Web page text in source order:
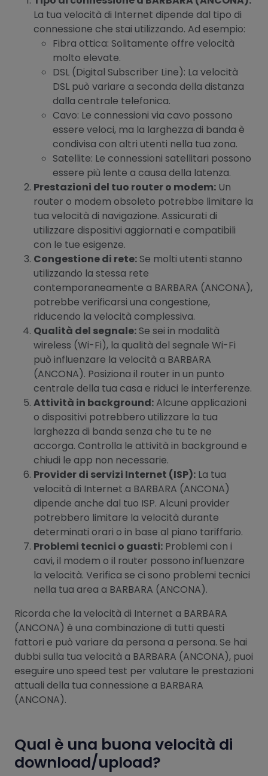
La tua velocità di Internet dipende dal tipo di
connessione che stai utilizzando. Ad esempio:
Fibra ottica: Solitamente offre velocità
molto elevate.
DSL (Digital Subscriber Line): La velocità
DSL può variare a seconda della distanza
dalla centrale telefonica.
Cavo: Le connessioni via cavo possono
essere veloci, ma la larghezza di banda è
condivisa con altri utenti nella tua zona.
Satellite: Le connessioni satellitari possono
essere più lente a causa della latenza.
Prestazioni del tuo router o modem: Un
router o modem obsoleto potrebbe limitare la
tua velocità di navigazione. Assicurati di
utilizzare dispositivi aggiornati e compatibili
con le tue esigenze.
Congestione di rete: Se molti utenti stanno
utilizzando la stessa rete
contemporaneamente a BARBARA (ANCONA),
potrebbe verificarsi una congestione,
riducendo la velocità complessiva.
Qualità del segnale: Se sei in modalità
wireless (Wi-Fi), la qualità del segnale Wi-Fi
può influenzare la velocità a BARBARA
(ANCONA). Posiziona il router in un punto
centrale della tua casa e riduci le interferenze.
Attività in background:Alcune applicazioni
o dispositivi potrebbero utilizzare la tua
larghezza di banda senza che tu te ne
accorga. Controlla le attività in background e
chiudi le app non necessarie.
Provider di servizi Internet (ISP): La tua
velocità di Internet a BARBARA (ANCONA)
dipende anche dal tuo ISP. Alcuni provider
potrebbero limitare la velocità durante
determinati orari o in base al piano tariffario.
Problemi tecnici o guasti: Problemi con i
cavi, il modem o il router possono influenzare
la velocità. Verifica se ci sono problemi tecnici
nella tua area a BARBARA (ANCONA).
Ricorda che la velocità di Internet a BARBARA
(ANCONA) è una combinazione di tutti questi
fattori e può variare da persona a persona. Se hai
dubbi sulla tua velocità a BARBARA (ANCONA), puoi
eseguire uno speed test per valutare le prestazioni
attuali della tua connessione a BARBARA
(ANCONA).
Qual è una buona velocità di
download/upload?